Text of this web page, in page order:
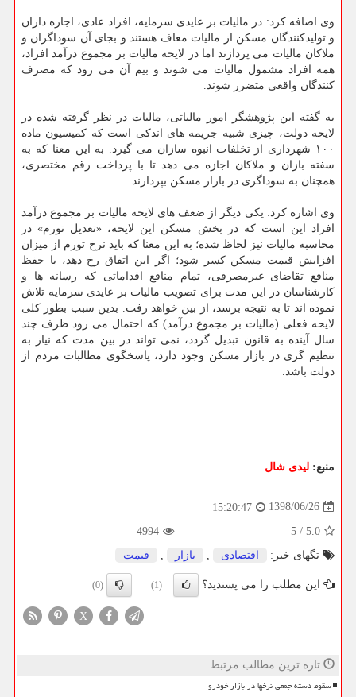
وی اضافه كرد: در مالیات بر عایدی سرمایه، افراد عادی، اجاره داران
و تولیدكنندگان مسكن از مالیات معاف هستند و بجای آن سوداگران و
ملاكان مالیات می پردازند اما در لایحه مالیات بر مجموع درآمد افراد،
همه افراد مشمول مالیات می شوند و بیم آن می رود كه مصرف
كنندگان واقعی متضرر شوند.
به گفته این پژوهشگر امور مالیاتی، مالیات در نظر گرفته شده در
لایحه دولت، چیزی شبیه جریمه های اندكی است كه كمیسیون ماده
۱۰۰ شهرداری از تخلفات انبوه سازان می گیرد. به این معنا كه به
سفته بازان و ملاكان اجازه می دهد تا با پرداخت رقم مختصری،
همچنان به سوداگری در بازار مسكن بپردازند.
وی اشاره كرد: یكی دیگر از ضعف های لایحه مالیات بر مجموع درآمد
افراد این است كه در بخش مسكن این لایحه، «تعدیل تورم» در
محاسبه مالیات نیز لحاظ شده؛ به این معنا كه باید نرخ تورم از میزان
افزایش قیمت مسكن كسر شود؛ اگر این اتفاق رخ دهد، با حفظ
منافع تقاضای غیرمصرفی، تمام منافع اقداماتی كه رسانه ها و
كارشناسان در این مدت برای تصویب مالیات بر عایدی سرمایه تلاش
نموده اند تا به نتیجه برسد، از بین خواهد رفت. بدین سبب بطور كلی
لایحه فعلی (مالیات بر مجموع درآمد) كه احتمال می رود ظرف چند
سال آینده به قانون تبدیل گردد، نمی تواند در بین مدت كه نیاز به
تنظیم گری در بازار مسكن وجود دارد، پاسخگوی مطالبات مردم از
دولت باشد.
منبع: لیدی شال
1398/06/26
15:20:47
5.0
/
5
4994
تگهای خبر:
اقتصادی بازار قیمت
این مطلب را می پسندید؟ (1)
(0)
X
تازه ترین مطالب مرتبط
سقوط دسته جمعی نرخها در بازار خودرو